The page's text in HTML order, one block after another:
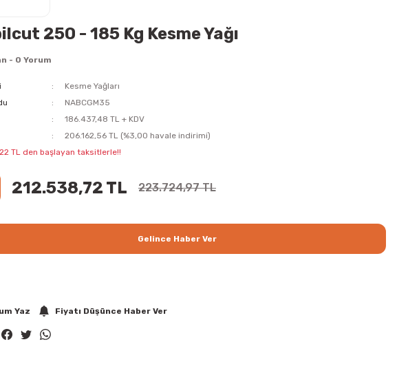
250 - 185 Kg Kesme Yağı
- 0 Yorum
Kesme Yağları
NABCGM35
186.437,48 TL + KDV
206.162,56 TL (%3,00 havale indirimi)
TL den başlayan taksitlerle!!
212.538,72 TL 223.724,97 TL
Gelince Haber Ver
Yaz Fiyatı Düşünce Haber Ver